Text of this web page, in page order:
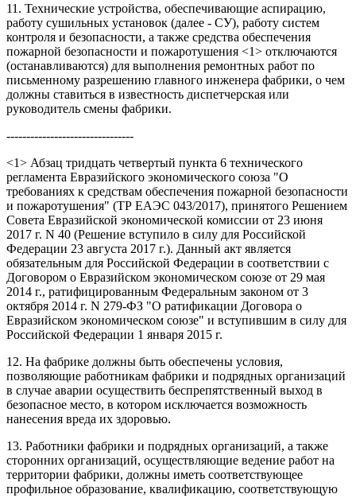
11. Технические устройства, обеспечивающие аспирацию,
работу сушильных установок (далее - СУ), работу систем
контроля и безопасности, а также средства обеспечения
пожарной безопасности и пожаротушения <1> отключаются
(останавливаются) для выполнения ремонтных работ по
письменному разрешению главного инженера фабрики, о чем
должны ставиться в известность диспетчерская или
руководитель смены фабрики.
--------------------------------
<1> Абзац тридцать четвертый пункта 6 технического
регламента Евразийского экономического союза "О
требованиях к средствам обеспечения пожарной безопасности
и пожаротушения" (ТР ЕАЭС 043/2017), принятого Решением
Совета Евразийской экономической комиссии от 23 июня
2017 г. N 40 (Решение вступило в силу для Российской
Федерации 23 августа 2017 г.). Данный акт является
обязательным для Российской Федерации в соответствии с
Договором о Евразийском экономическом союзе от 29 мая
2014 г., ратифицированным Федеральным законом от 3
октября 2014 г. N 279-ФЗ "О ратификации Договора о
Евразийском экономическом союзе" и вступившим в силу для
Российской Федерации 1 января 2015 г.
12. На фабрике должны быть обеспечены условия,
позволяющие работникам фабрики и подрядных организаций
в случае аварии осуществить беспрепятственный выход в
безопасное место, в котором исключается возможность
нанесения вреда их здоровью.
13. Работники фабрики и подрядных организаций, а также
сторонних организаций, осуществляющие ведение работ на
территории фабрики, должны иметь соответствующее
профильное образование, квалификацию, соответствующую